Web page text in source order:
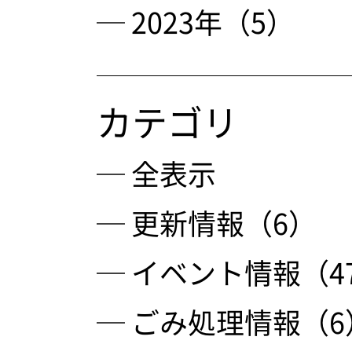
─ 2023年（5）
カテゴリ
─ 全表示
─ 更新情報（6）
─ イベント情報（
─ ごみ処理情報（